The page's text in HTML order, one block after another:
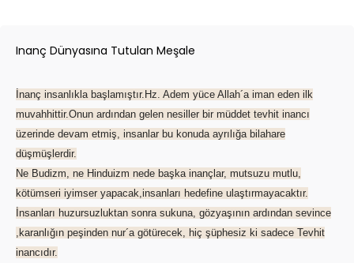
Inanç Dünyasına Tutulan Meşale
İnanç insanlıkla başlamıştır.Hz. Adem yüce Allah´a iman eden ilk
muvahhittir.Onun ardından gelen nesiller bir müddet tevhit inancı
üzerinde devam etmiş, insanlar bu konuda ayrılığa bilahare
düşmüşlerdir.
Ne Budizm, ne Hinduizm nede başka inançlar, mutsuzu mutlu,
kötümseri iyimser yapacak,insanları hedefine ulaştırmayacaktır.
İnsanları huzursuzluktan sonra sukuna, gözyaşının ardından sevince
,karanlığın peşinden nur´a götürecek, hiç şüphesiz ki sadece Tevhit
inancıdır.